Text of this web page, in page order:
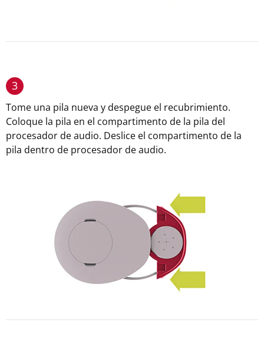
3
Tome una pila nueva y despegue el recubrimiento.
Coloque la pila en el compartimento de la pila del
procesador de audio. Deslice el compartimento de la
pila dentro de procesador de audio.